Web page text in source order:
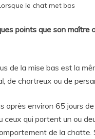
le chat met bas
points que son maître
de la mise bas est la
de chartreux ou de
après environ 65 jours
ceux qui portent un ou
de la chatte.